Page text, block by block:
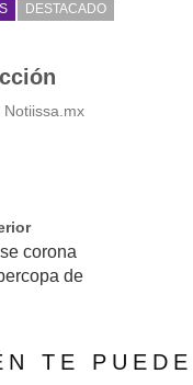
DESTACADO
Notiissa.mx
corona
de
TE